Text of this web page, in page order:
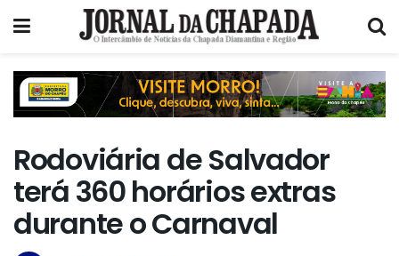
Rodoviária de Salvador
terá 360 horários extras
durante o Carnaval